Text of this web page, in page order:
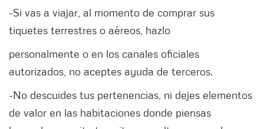
-Si vas a viajar, al momento de comprar sus
tiquetes terrestres o aéreos, hazlo
personalmente o en los canales oficiales
autorizados, no aceptes ayuda de terceros.
-No descuides tus pertenencias, ni dejes elementos
de valor en las habitaciones donde piensas